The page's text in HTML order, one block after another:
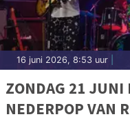
16 juni 2026, 8:53 uur
ZONDAG 21 JUNI
NEDERPOP VAN